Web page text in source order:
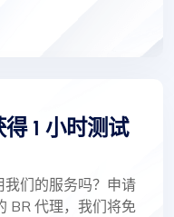
1 小时测试
们的服务吗？申请
BR 代理，我们将免